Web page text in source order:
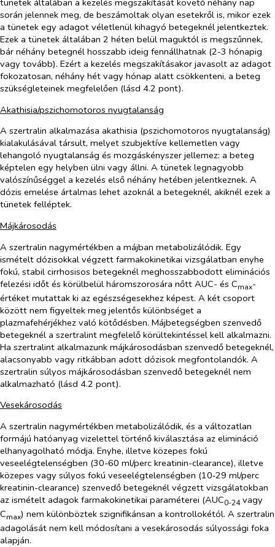
tünetek általában a kezelés megszakítását követő néhány nap
során jelennek meg, de beszámoltak olyan esetekről is, mikor ezek
a tünetek egy adagot véletlenül kihagyó betegeknél jelentkeztek.
Ezek a tünetek általában 2 héten belül maguktól is megszűnnek,
bár néhány betegnél hosszabb ideig fennállhatnak (2-3 hónapig
vagy tovább). Ezért a kezelés megszakításakor javasolt az adagot
fokozatosan, néhány hét vagy hónap alatt csökkenteni, a beteg
szükségleteinek megfelelően (lásd 4.2 pont).
Akathisia/pszichomotoros nyugtalanság
A szertralin alkalmazása akathisia (pszichomotoros nyugtalanság)
kialakulásával társult, melyet szubjektíve kellemetlen vagy
lehangoló nyugtalanság és mozgáskényszer jellemez: a beteg
képtelen egy helyben ülni vagy állni. A tünetek legnagyobb
valószínűséggel a kezelés első néhány hetében jelentkeznek. A
dózis emelése ártalmas lehet azoknál a betegeknél, akiknél ezek a
tünetek felléptek.
Májkárosodás
A szertralin nagymértékben a májban metabolizálódik. Egy
ismételt dózisokkal végzett farmakokinetikai vizsgálatban enyhe
fokú, stabil cirrhosisos betegeknél meghosszabbodott eliminációs
felezési időt és körülbelül háromszorosára nőtt AUC- és Cmax-
értéket mutattak ki az egészségesekhez képest. A két csoport
között nem figyeltek meg jelentős különbséget a
plazmafehérjékhez való kötődésben. Májbetegségben szenvedő
betegeknél a szertralint megfelelő körültekintéssel kell alkalmazni.
Ha szertralint alkalmazunk májkárosodásban szenvedő betegeknél,
alacsonyabb vagy ritkábban adott dózisok megfontolandók. A
szertralin súlyos májkárosodásban szenvedő betegeknél nem
alkalmazható (lásd 4.2 pont).
Vesekárosodás
A szertralin nagymértékben metabolizálódik, és a változatlan
formájú hatóanyag vizelettel történő kiválasztása az elimináció
elhanyagolható módja. Enyhe, illetve közepes fokú
veseelégtelenségben (30-60 ml/perc kreatinin-clearance), illetve
közepes vagy súlyos fokú veseelégtelenségben (10‑29 ml/perc
kreatinin-clearance) szenvedő betegeknél végzett vizsgálatokban
az ismételt adagok farmakokinetikai paraméterei (AUC0-24 vagy
Cmax) nem különböztek szignifikánsan a kontrollokétól. A szertralin
adagolását nem kell módosítani a vesekárosodás súlyossági foka
alapján.